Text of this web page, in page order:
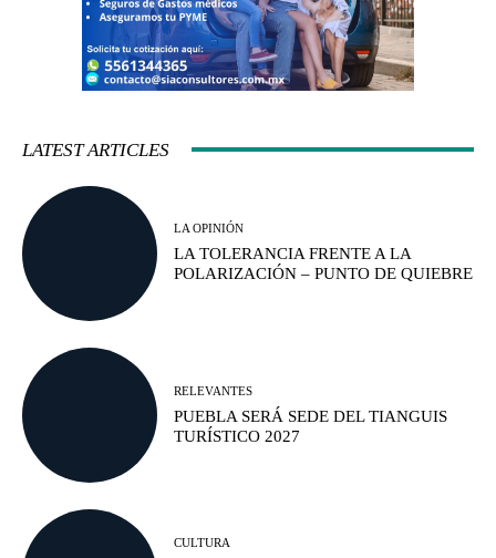
LATEST ARTICLES
LA OPINIÓN
LA TOLERANCIA FRENTE A LA
POLARIZACIÓN – PUNTO DE QUIEBRE
RELEVANTES
PUEBLA SERÁ SEDE DEL TIANGUIS
TURÍSTICO 2027
CULTURA